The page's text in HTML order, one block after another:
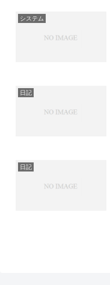
システム
日記
日記